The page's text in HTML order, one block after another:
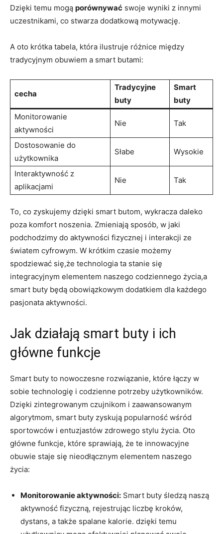
Dzięki temu mogą porównywać swoje wyniki z innymi
uczestnikami, co stwarza dodatkową motywację.
A oto krótka tabela, która ilustruje różnice między
tradycyjnym obuwiem a smart butami:
cecha
Tradycyjne
buty
Smart
buty
Monitorowanie
aktywności
Nie Tak
Dostosowanie do
użytkownika
Słabe Wysokie
Interaktywność z
aplikacjami
Nie Tak
To, co zyskujemy dzięki smart butom, wykracza daleko
poza komfort noszenia. Zmieniają sposób, w jaki
podchodzimy do aktywności fizycznej i interakcji ze
światem cyfrowym. W krótkim czasie możemy
spodziewać się,że technologia ta stanie się
integracyjnym elementem naszego codziennego życia,a
smart buty będą obowiązkowym dodatkiem dla każdego
pasjonata aktywności.
Jak działają smart buty i ich
główne funkcje
Smart buty to nowoczesne rozwiązanie, które łączy w
sobie technologię i codzienne potrzeby użytkowników.
Dzięki zintegrowanym czujnikom i zaawansowanym
algorytmom, smart buty zyskują popularność wśród
sportowców i entuzjastów zdrowego stylu życia. Oto
główne funkcje, które sprawiają, że te innowacyjne
obuwie staje się nieodłącznym elementem naszego
życia:
Monitorowanie aktywności: Smart buty śledzą naszą
aktywność fizyczną, rejestrując liczbę kroków,
dystans, a także spalane kalorie. dzięki temu